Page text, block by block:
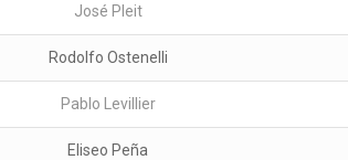
José Pleit
Rodolfo Ostenelli
Pablo Levillier
Eliseo Peña